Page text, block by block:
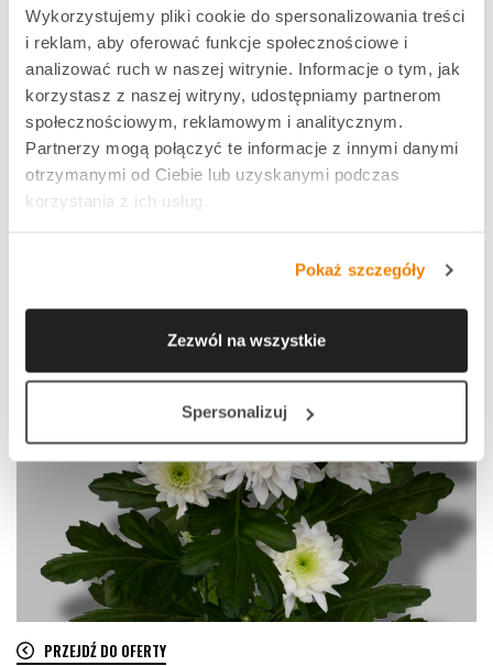
Wykorzystujemy pliki cookie do spersonalizowania treści
i reklam, aby oferować funkcje społecznościowe i
analizować ruch w naszej witrynie. Informacje o tym, jak
korzystasz z naszej witryny, udostępniamy partnerom
społecznościowym, reklamowym i analitycznym.
Partnerzy mogą połączyć te informacje z innymi danymi
otrzymanymi od Ciebie lub uzyskanymi podczas
korzystania z ich usług.
Pokaż szczegóły
Zezwól na wszystkie
Spersonalizuj
Dostępne
Cały sezon
ULUBIONA
PRZEJDŹ DO OFERTY